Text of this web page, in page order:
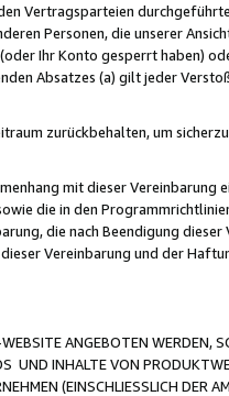
Vertragsparteien
Personen, die unserer
Ihr Konto gesperrt haben)
Absatzes (a) gilt jeder
zurückbehalten, um
mit dieser Vereinbarung
die in den
die nach Beendigung
Vereinbarung und der
ANGEBOTEN WERDEN,
UND INHALTE VON
(EINSCHLIESSLICH DER